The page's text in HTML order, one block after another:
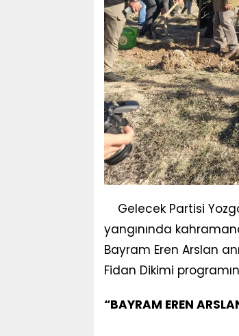
Gelecek Partisi
yangınında
Bayram Eren Arslan
Fidan Dikimi
“BAYRAM EREN